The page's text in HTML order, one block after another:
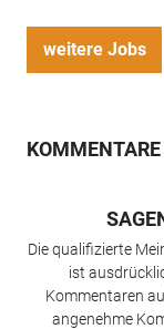
weitere Jobs
KOMMENTARE
Die qualifizierte
ist
Kommentaren
angenehme